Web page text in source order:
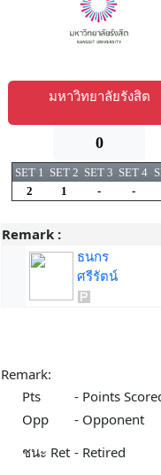
มหาวิทยาลัยรังสิต
0
SET 1 SET 2 SET 3 SET 4
2
1 - -
Remark :
ธนกร
ศรีรัตน์
Remark:
Pts
- Points
Opp
- Opponent
ชนะ Ret - Retired